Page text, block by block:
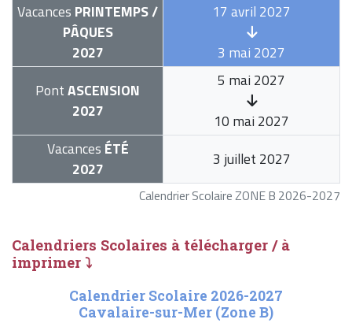
Calendrier Scolaire ZONE B 2026-2027
Vacances PRINTEMPS /
PÂQUES
2027
17 avril 2027
3 mai 2027
PontASCENSION
2027
5 mai 2027
10 mai 2027
Vacances ÉTÉ
2027
3 juillet 2027
Calendriers Scolaires à télécharger / à
imprimer ⤵
Calendrier Scolaire 2026-2027
Cavalaire-sur-Mer (Zone B)